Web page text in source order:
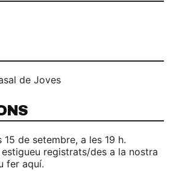
de Joves
de setembre, a les 19 h.
registrats/des a la nostra
fer aquí.